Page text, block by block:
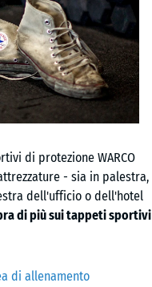
di protezione WARCO
- sia in palestra,
dell'ufficio o dell'hotel
di più sui tappeti sportivi
di allenamento